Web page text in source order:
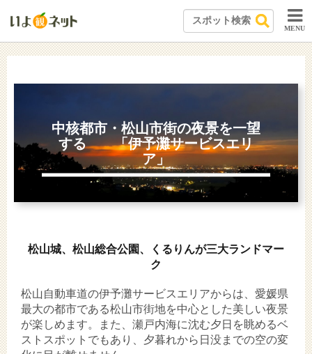
MENU
中核都市・松山市街の夜景を一望
する 「伊予灘サービスエリ
ア」
松山城、松山総合公園、くるりんが三大ランドマー
ク
松山自動車道の伊予灘サービスエリアからは、愛媛県
最大の都市である松山市街地を中心とした美しい夜景
が楽しめます。また、瀬戸内海に沈む夕日を眺めるベ
ストスポットでもあり、夕暮れから日没までの空の変